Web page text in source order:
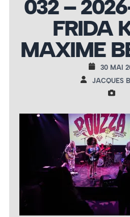
032 –
FRIDA
MAXIME
30 MAI
JACQUES